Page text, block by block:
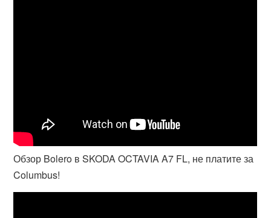
Обзор Bolero в SKODA OCTAVIA A7 FL, не платите за
Columbus!